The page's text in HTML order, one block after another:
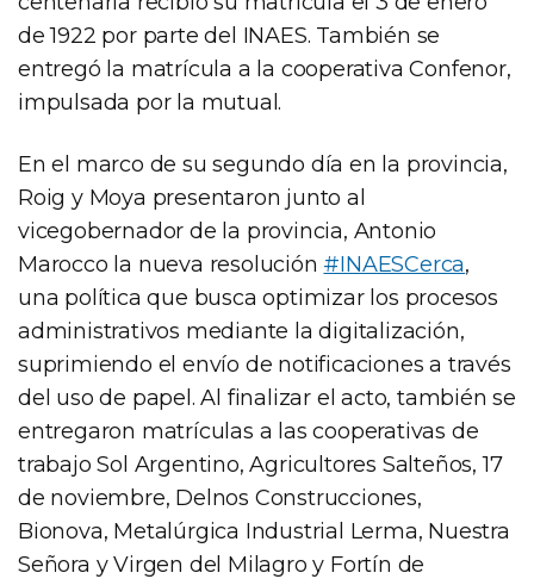
de 1922 por parte del INAES. También se
entregó la matrícula a la cooperativa Confenor,
impulsada por la mutual.
En el marco de su segundo día en la provincia,
Roig y Moya presentaron junto al
vicegobernador de la provincia, Antonio
Marocco la nueva resolución #INAESCerca,
una política que busca optimizar los procesos
administrativos mediante la digitalización,
suprimiendo el envío de notificaciones a través
del uso de papel. Al finalizar el acto, también se
entregaron matrículas a las cooperativas de
trabajo Sol Argentino, Agricultores Salteños, 17
de noviembre, Delnos Construcciones,
Bionova, Metalúrgica Industrial Lerma, Nuestra
Señora y Virgen del Milagro y Fortín de